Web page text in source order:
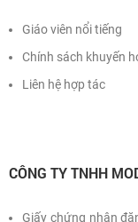
Giáo viên nổi tiếng
Chính sách khuyến
Liên hệ hợp tác
CÔNG TY TNHH
Giấy chứng nhận